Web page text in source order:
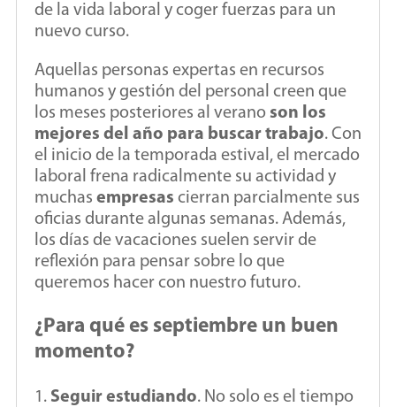
de la vida laboral y coger fuerzas para un
nuevo curso.
Aquellas personas expertas en recursos
humanos y gestión del personal creen que
los meses posteriores al verano son los
mejores del año para buscar trabajo. Con
el inicio de la temporada estival, el mercado
laboral frena radicalmente su actividad y
muchas empresas cierran parcialmente sus
oficias durante algunas semanas. Además,
los días de vacaciones suelen servir de
reflexión para pensar sobre lo que
queremos hacer con nuestro futuro.
¿Para qué es septiembre un buen
momento?
1. Seguir estudiando. No solo es el tiempo